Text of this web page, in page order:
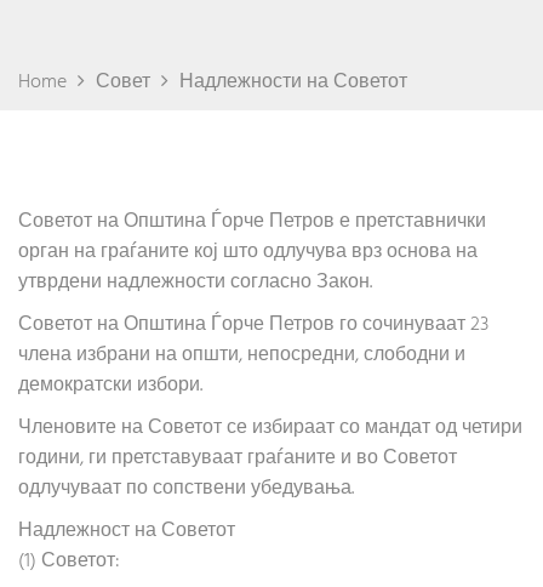
Home Совет Надлежности на Советот
Советот на Општина Ѓорче Петров е претставнички
орган на граѓаните кој што одлучува врз основа на
утврдени надлежности согласно Закон.
Советот на Општина Ѓорче Петров го сочинуваат 23
члена избрани на општи, непосредни, слободни и
демократски избори.
Членовите на Советот се избираат со мандат од четири
години, ги претставуваат граѓаните и во Советот
одлучуваат по сопствени убедувања.
Надлежност на Советот
(1) Советот: